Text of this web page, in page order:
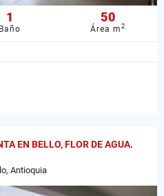
1
Baño
50
Área m2
EN BELLO, FLOR DE AGUA.
Antioquia